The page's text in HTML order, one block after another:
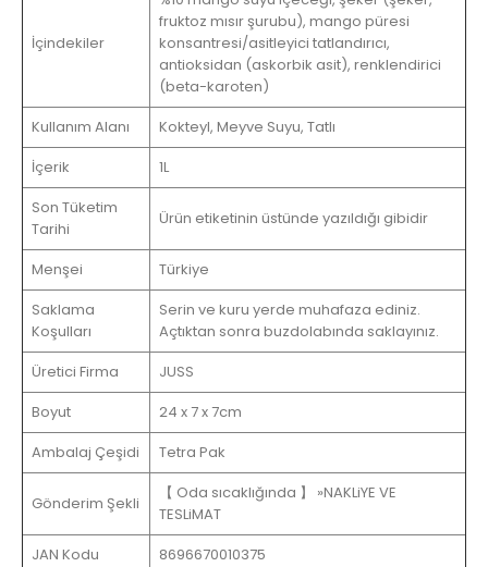
İçindekiler
fruktoz mısır şurubu), mango püresi
konsantresi/asitleyici tatlandırıcı,
antioksidan (askorbik asit), renklendirici
(beta-karoten)
Kullanım Alanı
Kokteyl, Meyve Suyu, Tatlı
İçerik
1L
Son Tüketim
Tarihi
Ürün etiketinin üstünde yazıldığı gibidir
Menşei
Türkiye
Saklama
Koşulları
Serin ve kuru yerde muhafaza ediniz.
Açtıktan sonra buzdolabında saklayınız.
Üretici Firma
JUSS
Boyut
24 x 7 x 7cm
Ambalaj Çeşidi
Tetra Pak
Gönderim Şekli
【 Oda sıcaklığında 】 »NAKLiYE VE
TESLiMAT
JAN Kodu
8696670010375